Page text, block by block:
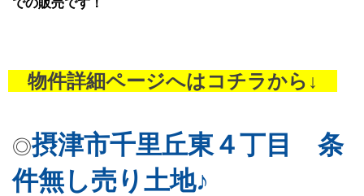
での販売です！
物件詳細ページへはコチラから↓
◎摂津市千里丘東４丁目 条
件無し売り土地♪